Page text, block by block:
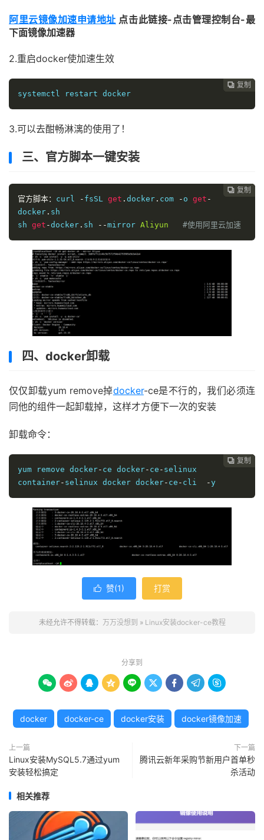
阿里云镜像加速申请地址 点击此链接-点击管理控制台-最
下面镜像加速器
2.重启docker使加速生效
 复制
 复制
 复制
 复制
 复制
systemctl restart docker
3.可以去酣畅淋漓的使用了！
三、官方脚本一键安装
 复制
 复制
 复制
 复制
官方脚本： curl - fsSL get . docker . com - o get -
docker . sh
sh get -docker . sh --mirror Aliyun #使用阿里云加速
四、docker卸载
仅仅卸载yum remove掉docker-ce是不行的，我们必须连
同他的组件一起卸载掉，这样才方便下一次的安装
卸载命令：
 复制
 复制
 复制
yum remove docker- ce docker- ce - selinux
container- selinux docker docker- ce - cli -y
 赞(1) 打赏
未经允许不得转载： 万万没想到 » Linux安装docker-ce教程
分享到
        
docker docker-ce docker安装 docker镜像加速
上一篇
Linux安装MySQL5.7通过yum
安装轻松搞定
下一篇
腾讯云新年采购节新用户首单秒
杀活动
相关推荐